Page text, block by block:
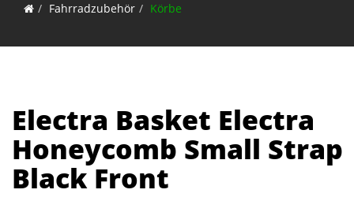
Fahrradzubehör Körbe
Electra Basket Electra
Honeycomb Small Strap
Black Front